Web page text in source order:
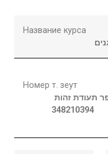
Название курса
Номер т. зеут
תעודת זהות
348210394